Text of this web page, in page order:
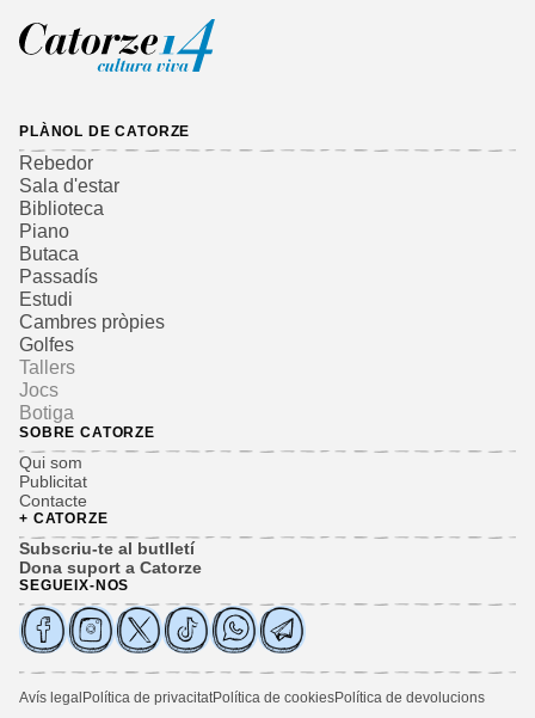
PLÀNOL DE CATORZE
Rebedor
Sala d'estar
Biblioteca
Piano
Butaca
Passadís
Estudi
Cambres pròpies
Golfes
Tallers
Jocs
Botiga
SOBRE CATORZE
Qui som
Publicitat
Contacte
+ CATORZE
Subscriu-te al butlletí
Dona suport a Catorze
SEGUEIX-NOS
Avís legalPolítica de privacitatPolítica de cookiesPolítica de devolucions